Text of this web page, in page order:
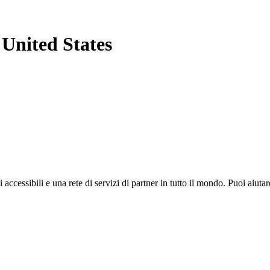
States
e una rete di servizi di partner in tutto il mondo. Puoi